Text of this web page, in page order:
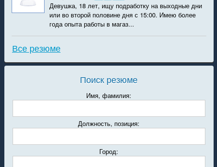
Девушка, 18 лет, ищу подработку на выходные дни
или во второй половине дня с 15:00. Имею более
года опыта работы в магаз...
Все резюме
Поиск резюме
Имя, фамилия:
Должность, позиция:
Город: